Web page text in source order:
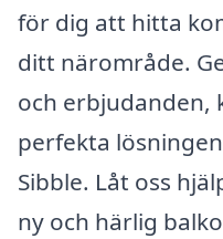
för dig att hitta
ditt närområde.
och erbjudanden,
perfekta
Sibble. Låt oss
ny och härlig